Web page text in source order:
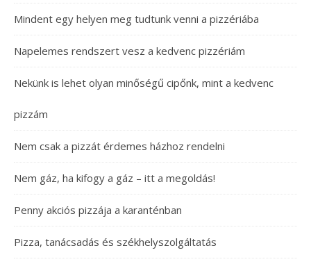
Mindent egy helyen meg tudtunk venni a pizzériába
Napelemes rendszert vesz a kedvenc pizzériám
Nekünk is lehet olyan minőségű cipőnk, mint a kedvenc
pizzám
Nem csak a pizzát érdemes házhoz rendelni
Nem gáz, ha kifogy a gáz – itt a megoldás!
Penny akciós pizzája a karanténban
Pizza, tanácsadás és székhelyszolgáltatás